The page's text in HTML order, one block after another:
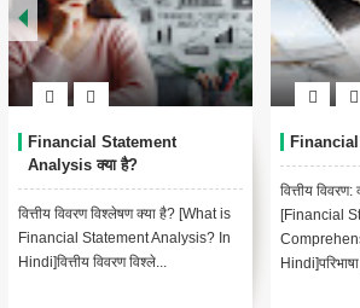
Financial Statement
Analysis क्या है?
वित्तीय विवरण विश्लेषण क्या है? [What is
Financial Statement Analysis? In
Hindi]वित्तीय विवरण विश्ले...
Financial
वित्तीय
[Financial